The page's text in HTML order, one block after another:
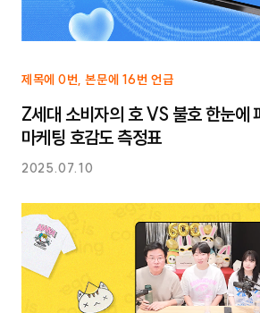
제목에 0번, 본문에 16번 언급
Z세대 소비자의 호 VS 불호 한눈에
마케팅 호감도 측정표
2025.07.10